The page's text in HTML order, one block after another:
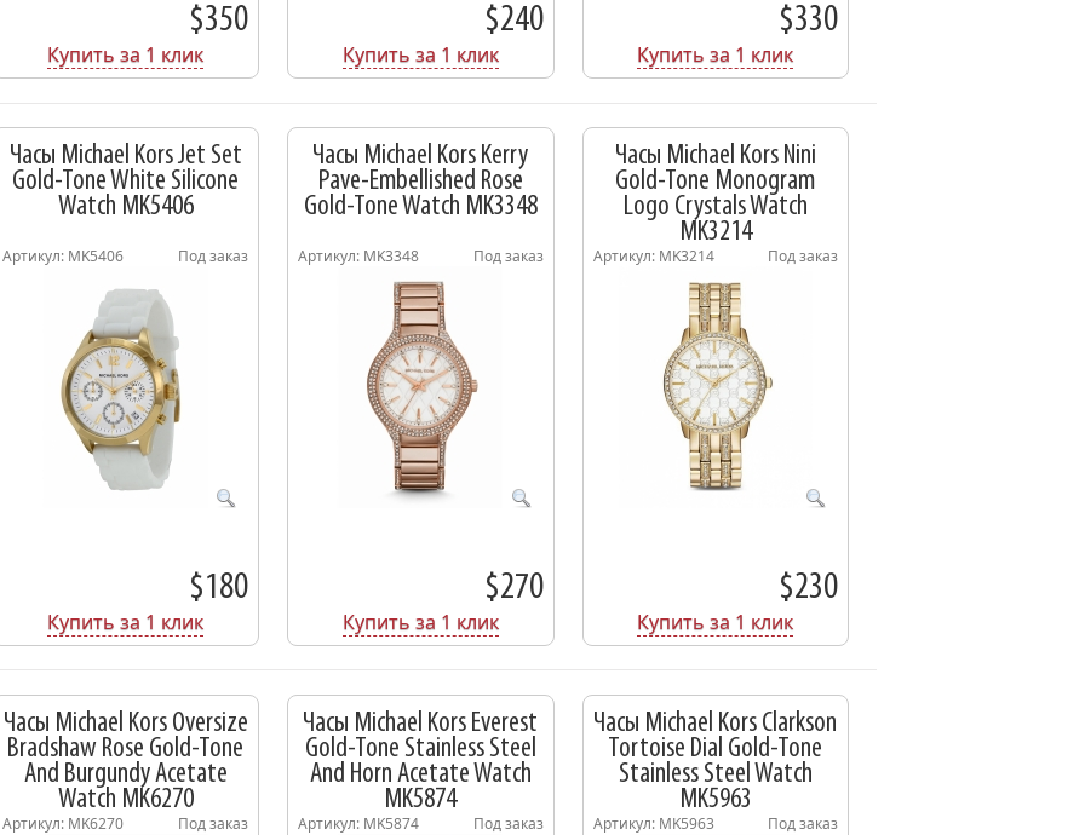
$350
Купить за 1 клик
$240
Купить за 1 клик
$330
Купить за 1 клик
Часы Michael Kors Jet Set
Gold-Tone White Silicone
Watch MK5406
Артикул: MK5406 Под заказ
$180
Купить за 1 клик
Часы Michael Kors Kerry
Pave-Embellished Rose
Gold-Tone Watch MK3348
Артикул: MK3348 Под заказ
$270
Купить за 1 клик
Часы Michael Kors Nini
Gold-Tone Monogram
Logo Crystals Watch
MK3214
Артикул: MK3214 Под заказ
$230
Купить за 1 клик
Часы Michael Kors Oversize
Bradshaw Rose Gold-Tone
And Burgundy Acetate
Watch MK6270
Артикул: MK6270 Под заказ
Часы Michael Kors Everest
Gold-Tone Stainless Steel
And Horn Acetate Watch
MK5874
Артикул: MK5874 Под заказ
Часы Michael Kors Clarkson
Tortoise Dial Gold-Tone
Stainless Steel Watch
MK5963
Артикул: MK5963 Под заказ